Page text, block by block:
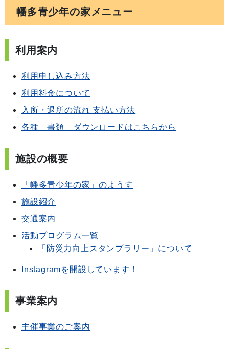
幡多青少年の家メニュー
利用案内
利用申し込み方法
利用料金について
入所・退所の流れ 支払い方法
各種 書類 ダウンロードはこちらから
施設の概要
「幡多青少年の家」のようす
施設紹介
交通案内
活動プログラム一覧
「防災力向上スタンプラリー」について
Instagramを開設しています！
事業案内
主催事業のご案内